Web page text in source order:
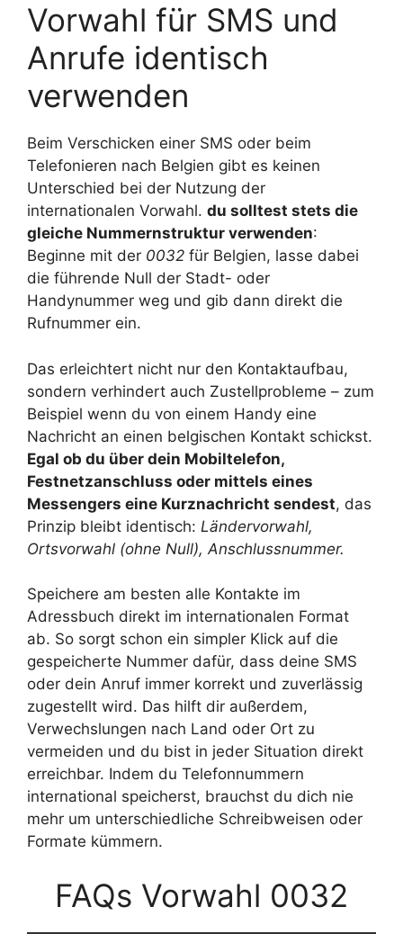
Vorwahl für SMS und
Anrufe identisch
verwenden
Beim Verschicken einer SMS oder beim
Telefonieren nach Belgien gibt es keinen
Unterschied bei der Nutzung der
internationalen Vorwahl. du solltest stets die
gleiche Nummernstruktur verwenden:
Beginne mit der 0032 für Belgien, lasse dabei
die führende Null der Stadt- oder
Handynummer weg und gib dann direkt die
Rufnummer ein.
Das erleichtert nicht nur den Kontaktaufbau,
sondern verhindert auch Zustellprobleme – zum
Beispiel wenn du von einem Handy eine
Nachricht an einen belgischen Kontakt schickst.
Egal ob du über dein Mobiltelefon,
Festnetzanschluss oder mittels eines
Messengers eine Kurznachricht sendest, das
Prinzip bleibt identisch: Ländervorwahl,
Ortsvorwahl (ohne Null), Anschlussnummer.
Speichere am besten alle Kontakte im
Adressbuch direkt im internationalen Format
ab. So sorgt schon ein simpler Klick auf die
gespeicherte Nummer dafür, dass deine SMS
oder dein Anruf immer korrekt und zuverlässig
zugestellt wird. Das hilft dir außerdem,
Verwechslungen nach Land oder Ort zu
vermeiden und du bist in jeder Situation direkt
erreichbar. Indem du Telefonnummern
international speicherst, brauchst du dich nie
mehr um unterschiedliche Schreibweisen oder
Formate kümmern.
FAQs Vorwahl 0032